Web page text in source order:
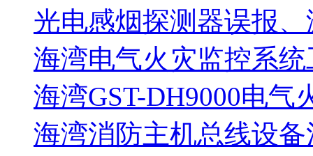
光电感烟探测器误报
海湾电气火灾监控系统
海湾GST-DH9000电气
海湾消防主机总线设备